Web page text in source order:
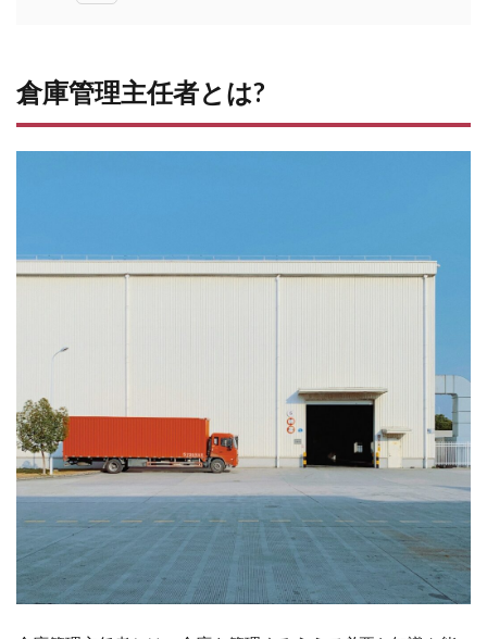
管
理
主
倉
倉庫
管理
主任
者の
作業
内容
3.1
にお
倉庫管理主任者とは?